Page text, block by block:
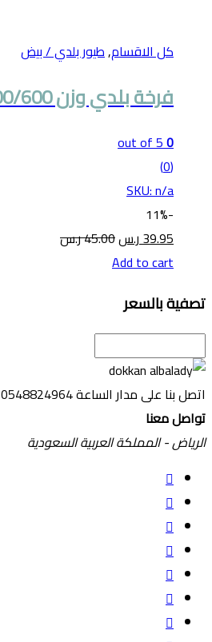
كل الاقسام,طيور بلدي / بيض
فرخة بلدي وزن 500/600 جرام عدد 2
0
out of 5
(0)
SKU: n/a
-
11%
39.95ر.س45.00ر.س
Add to cart
تصفية بالسعر
اتصل بنا على مدار الساعة0548824964
تواصل معنا
الرياض - المملكة العربية السعودية